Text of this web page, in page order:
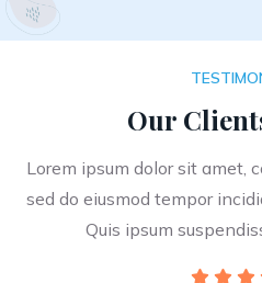
Our
Lorem ipsum dolor sit amet,
sed do eiusmod tempor
Quis ipsum